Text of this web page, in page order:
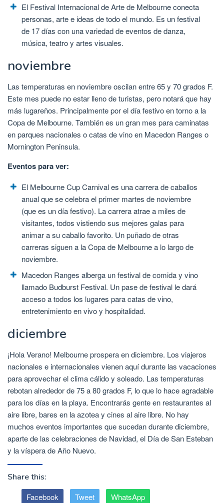
El Festival Internacional de Arte de Melbourne conecta
personas, arte e ideas de todo el mundo. Es un festival
de 17 días con una variedad de eventos de danza,
música, teatro y artes visuales.
noviembre
Las temperaturas en noviembre oscilan entre 65 y 70 grados F.
Este mes puede no estar lleno de turistas, pero notará que hay
más lugareños. Principalmente por el día festivo en torno a la
Copa de Melbourne. También es un gran mes para caminatas
en parques nacionales o catas de vino en Macedon Ranges o
Mornington Peninsula.
Eventos para ver:
El Melbourne Cup Carnival es una carrera de caballos
anual que se celebra el primer martes de noviembre
(que es un día festivo). La carrera atrae a miles de
visitantes, todos vistiendo sus mejores galas para
animar a su caballo favorito. Un puñado de otras
carreras siguen a la Copa de Melbourne a lo largo de
noviembre.
Macedon Ranges alberga un festival de comida y vino
llamado Budburst Festival. Un pase de festival le dará
acceso a todos los lugares para catas de vino,
entretenimiento en vivo y hospitalidad.
diciembre
¡Hola Verano! Melbourne prospera en diciembre. Los viajeros
nacionales e internacionales vienen aquí durante las vacaciones
para aprovechar el clima cálido y soleado. Las temperaturas
rebotan alrededor de 75 a 80 grados F, lo que lo hace agradable
para los días en la playa. Encontrarás gente en restaurantes al
aire libre, bares en la azotea y cines al aire libre. No hay
muchos eventos importantes que sucedan durante diciembre,
aparte de las celebraciones de Navidad, el Día de San Esteban
y la víspera de Año Nuevo.
Share this:
Facebook Tweet WhatsApp